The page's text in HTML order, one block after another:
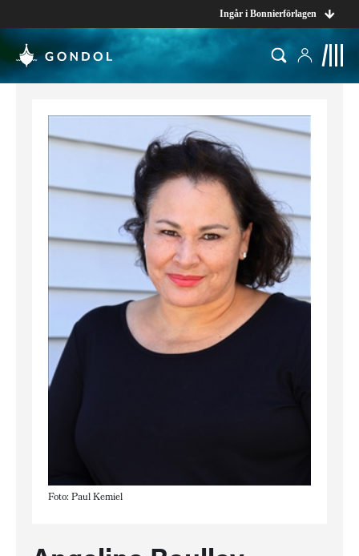
Ingår i Bonnierförlagen
Foto: Paul Kemiel